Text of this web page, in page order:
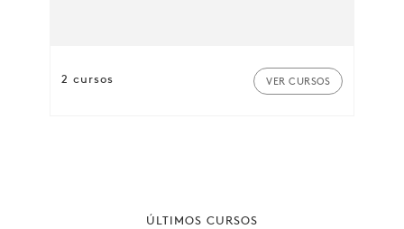
2 cursos VER CURSOS
ÚLTIMOS CURSOS